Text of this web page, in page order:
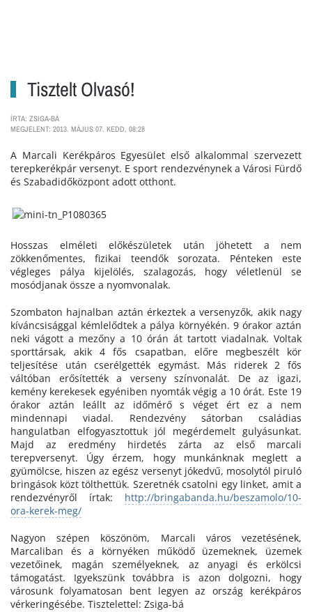
Tisztelt Olvasó!
ÍRTA: ZSIGA-BÁ
MEGJELENT: 2013. MÁJUS 07. KEDD, 08:28
A Marcali Kerékpáros Egyesület első alkalommal szervezett
terepkerékpár versenyt. E sport rendezvénynek a Városi Fürdő
és Szabadidőközpont adott otthont.
Hosszas elméleti előkészületek után jöhetett a nem
zökkenőmentes, fizikai teendők sorozata. Pénteken este
végleges pálya kijelölés, szalagozás, hogy véletlenül se
mosódjanak össze a nyomvonalak.
Szombaton hajnalban aztán érkeztek a versenyzők, akik nagy
kíváncsisággal kémlelődtek a pálya környékén. 9 órakor aztán
neki vágott a mezőny a 10 órán át tartott viadalnak. Voltak
sporttársak, akik 4 fős csapatban, előre megbeszélt kör
teljesítése után cserélgették egymást. Más riderek 2 fős
váltóban erősítették a verseny színvonalát. De az igazi,
kemény kerekesek egyéniben nyomták végig a 10 órát. Este 19
órakor aztán leállt az időmérő s véget ért ez a nem
mindennapi viadal. Rendezvény sátorban családias
hangulatban elfogyasztottuk jól megérdemelt gulyásunkat.
Majd az eredmény hirdetés zárta az első marcali
terepversenyt. Úgy érzem, hogy munkánknak meglett a
gyümölcse, hiszen az egész versenyt jókedvű, mosolytól piruló
bringások közt tölthettük. Szeretnék csatolni egy linket, amit a
rendezvényről írtak: http://bringabanda.hu/beszamolo/10-
ora-kerek-meg/
Nagyon szépen köszönöm, Marcali város vezetésének,
Marcaliban és a környéken működő üzemeknek, üzemek
vezetőinek, magán személyeknek, az anyagi és erkölcsi
támogatást. Igyekszünk továbbra is azon dolgozni, hogy
városunk folyamatosan bent legyen az ország kerékpáros
vérkeringésébe. Tisztelettel: Zsiga-bá